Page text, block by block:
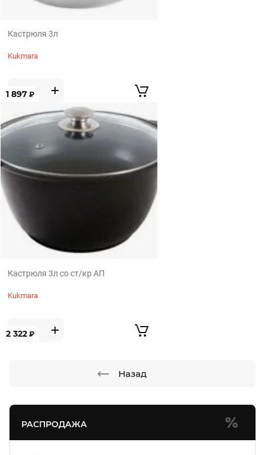
РАСПРОДАЖА
Кастрюля 3л
Kukmara
1 897 ₽
Кастрюля 3л со ст/кр АП
Kukmara
2 322 ₽
Назад